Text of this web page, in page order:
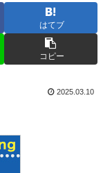
はてブ
コピー
2025.03.10